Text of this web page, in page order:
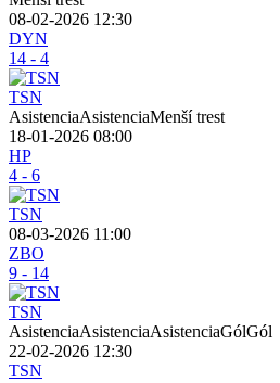
08-02-2026 12:30
DYN
14 - 4
TSN
AsistenciaAsistenciaMenší trest
18-01-2026 08:00
HP
4 - 6
TSN
08-03-2026 11:00
ZBO
9 - 14
TSN
AsistenciaAsistenciaAsistenciaGólGól
22-02-2026 12:30
TSN